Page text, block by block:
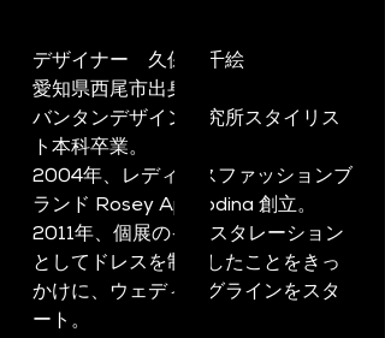
デザイナー　久保田千絵
愛知県西尾市出身
バンタンデザイン研究所スタイリス
ト本科卒業。
2004年、レディースファッションブ
ランド Rosey Aphrodina 創立。
2011年、個展のインスタレーション
としてドレスを制作したことをきっ
かけに、ウェディングラインをスタ
ート。